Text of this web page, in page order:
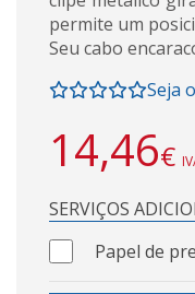
permite um
Seu cabo
Seja
14,46€
SERVIÇOS
Papel de